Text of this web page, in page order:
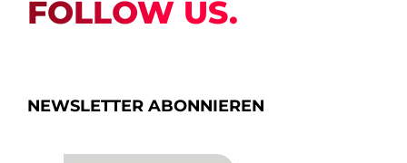
FOLLOW US.
NEWSLETTER ABONNIEREN